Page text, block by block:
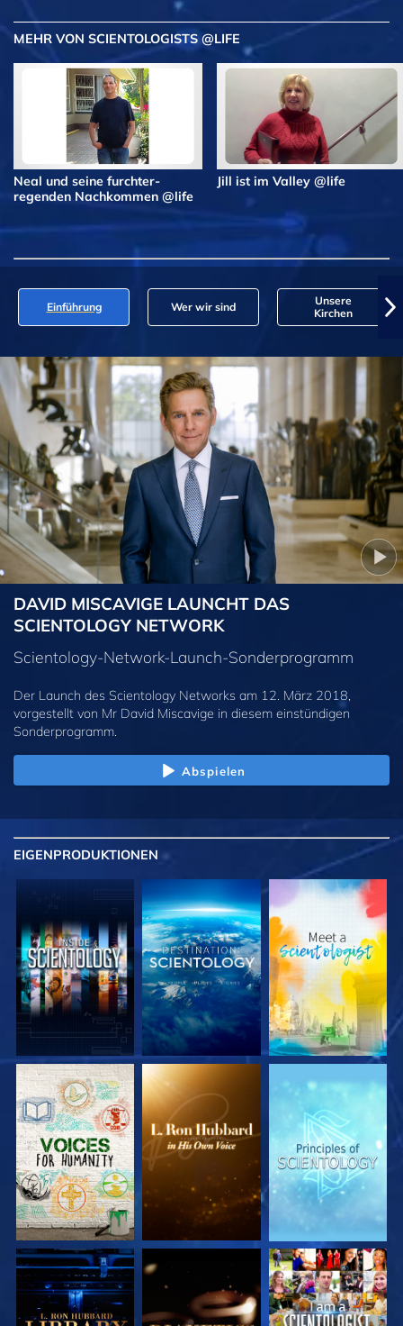
MEHR VON SCIENTOLOGISTS @LIFE
Neal und seine furchter­
regenden Nachkommen @life
Jill ist im Valley @life
Einführung Wer wir sind
Unsere
Kirchen
DAVID MISCAVIGE LAUNCHT DAS
SCIENTOLOGY NETWORK
Scientology-Network-Launch-Sonderprogramm
Der Launch des Scientology Networks am 12. März 2018,
vorgestellt von Mr David Miscavige in diesem einstündigen
Sonderprogramm.
Abspielen
EIGENPRODUKTIONEN
SERIE
ENTDECKEN
SERIE
ENTDECKEN
SERIE
ENTDECKEN
SERIE
ANSEHEN